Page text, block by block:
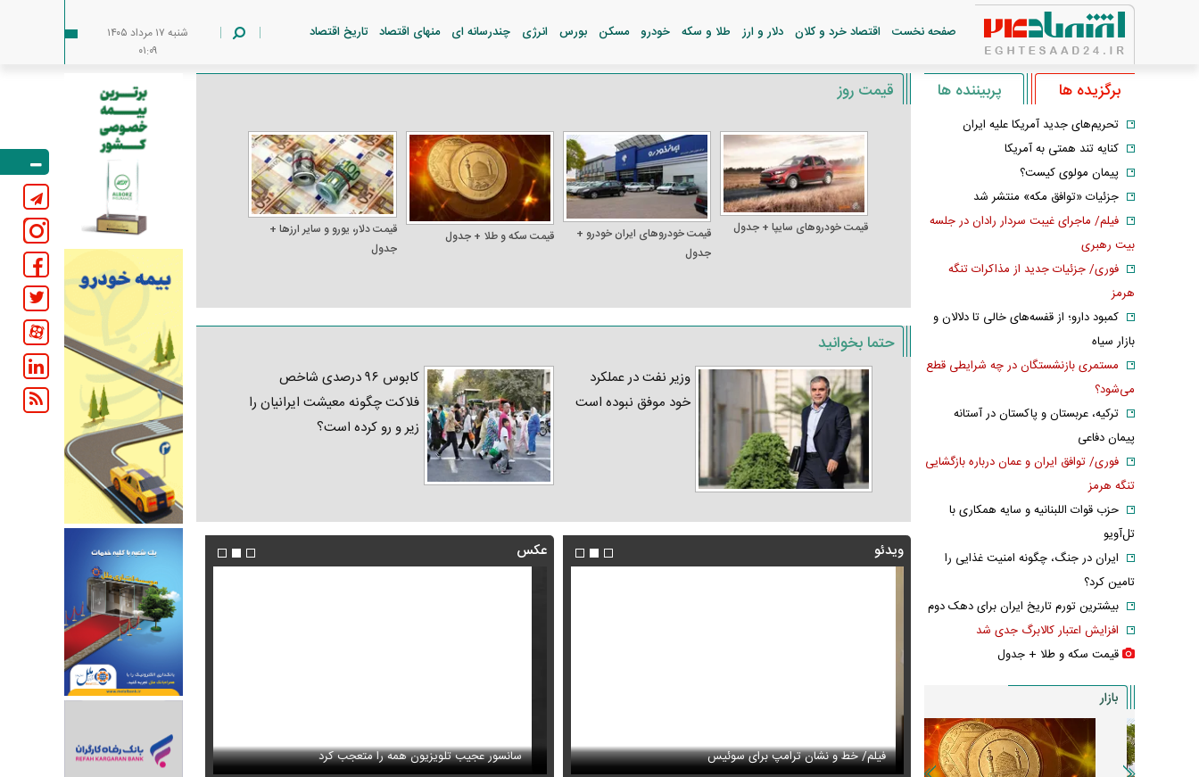
صفحه نخست اقتصاد خرد و کلان دلار و ارز طلا و سکه خودرو مسکن بورس انرژی چندرسانه ای منهای اقتصاد تاریخ اقتصاد
شنبه ۱۷ مرداد ۱۴۰۵
۰۱:۰۹
قیمت روز
قیمت خودرو‌های سایپا + جدول
قیمت خودرو‌های ایران خودرو +
جدول
قیمت سکه و طلا + جدول
قیمت دلار، یورو و سایر ارز‌ها +
جدول
حتما بخوانید
وزیر نفت در عملکرد
خود موفق نبوده است
کابوس ۹۶ درصدی شاخص
فلاکت چگونه معیشت ایرانیان را
زیر و رو کرده است؟
ویدئو
قالیباف خواهش کردیم که رئیس تیم مذاکره‌کننده
فیلم/ خط و نشان ترامپ برای سوئیس
خامنه ای
فیلم/پزشکیان:از قالیباف خواهش کردیم که
شود
عکس
جدید صابر ابر در فضای مجازی پربازدید شد عکس دیده‌نشده ظل‌السلطنه نوه ناصرالدین شاه در لباس دامادی سانسور عجیب تلویزیون همه را متعجب کرد استایل جدید صابر ابر در فضای مجازی
برگزیده ها پربیننده ها
تحریم‌های جدید آمریکا علیه ایران
کنایه تند همتی به آمریکا
پیمان مولوی کیست؟
جزئیات «توافق مکه» منتشر شد
فیلم/ ماجرای غیبت سردار رادان در جلسه
بیت رهبری
فوری/ جزئیات جدید از مذاکرات تنگه
هرمز
کمبود دارو؛ از قفسه‌های خالی تا دلالان و
بازار سیاه
مستمری بازنشستگان در چه شرایطی قطع
می‌شود؟
ترکیه، عربستان و پاکستان در آستانه
پیمان دفاعی
فوری/ توافق ایران و عمان درباره بازگشایی
تنگه هرمز
حزب قوات اللبنانیه و سایه همکاری با
تل‌آویو
ایران در جنگ، چگونه امنیت غذایی را
تامین کرد؟
بیشترین تورم تاریخ ایران برای دهک دوم
افزایش اعتبار کالابرگ جدی شد
قیمت سکه و طلا + جدول
بازار